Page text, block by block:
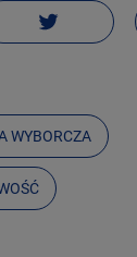
WYBORCZA